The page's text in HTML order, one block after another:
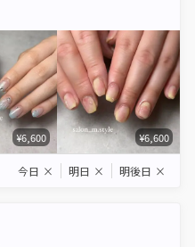
¥6,600 ¥6,600
今日 × 明日 × 明後日 ×